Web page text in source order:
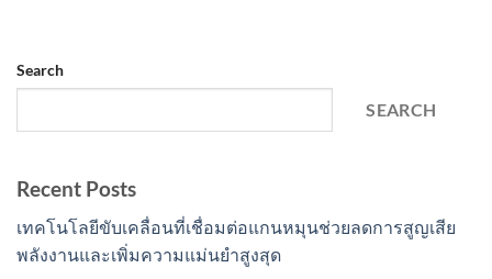
Search
SEARCH
Recent Posts
เทคโนโลยีขับเคลื่อนที่เชื่อมต่อแกนหมุนช่วยลดการสูญเสีย
พลังงานและเพิ่มความแม่นยำสูงสุด